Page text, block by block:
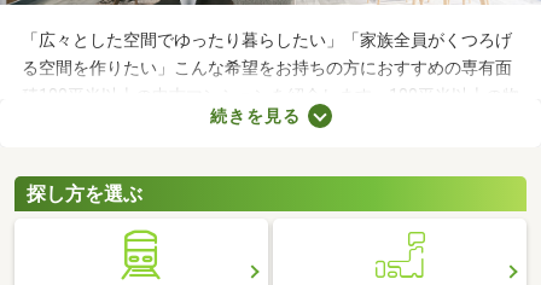
「広々とした空間でゆったり暮らしたい」「家族全員がくつろげ
る空間を作りたい」こんな希望をお持ちの方におすすめの専有面
積100平米以上の中古マンションを紹介します。100平米以上の物
件は、4人家族がゆったり暮らす広さとして最適。立地や物件設
てくださいね。
続きを見る
探し方を選ぶ